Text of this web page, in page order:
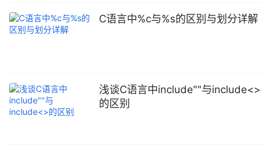
单元,并不知道这个内存单元有多大,所以: 当char *s = "hello";后,不
能使用s[0]='a':语句进行赋值.这是将提示内存不能为"written". 当用
C语言中%c与%s的区别与划分详解
浅谈C语言中include""与include<>
的区别